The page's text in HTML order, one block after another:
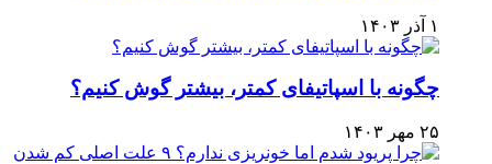
۱ آذر ۱۴۰۳
چگونه با اسپاتیفای کمتر، بیشتر گوش کنیم؟
۲۵ مهر ۱۴۰۳